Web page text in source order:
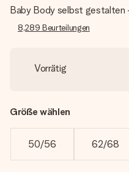
Baby Body selbst
8,289 Beurteilungen
Vorrätig
Größe wählen
50/56 62/68